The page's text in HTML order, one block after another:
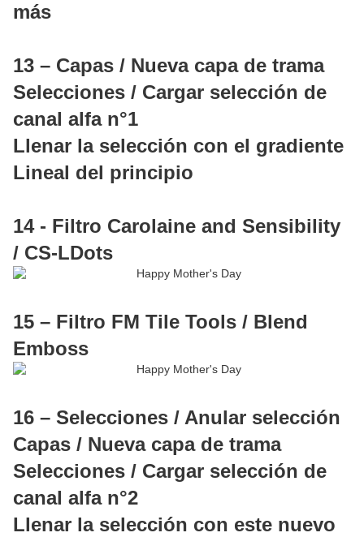
más
13 – Capas / Nueva capa de trama
Selecciones / Cargar selección de
canal alfa n°1
Llenar la selección con el gradiente
Lineal del principio
14 - Filtro Carolaine and Sensibility
/ CS-LDots
15 – Filtro FM Tile Tools / Blend
Emboss
16 – Selecciones / Anular selección
Capas / Nueva capa de trama
Selecciones / Cargar selección de
canal alfa n°2
Llenar la selección con este nuevo